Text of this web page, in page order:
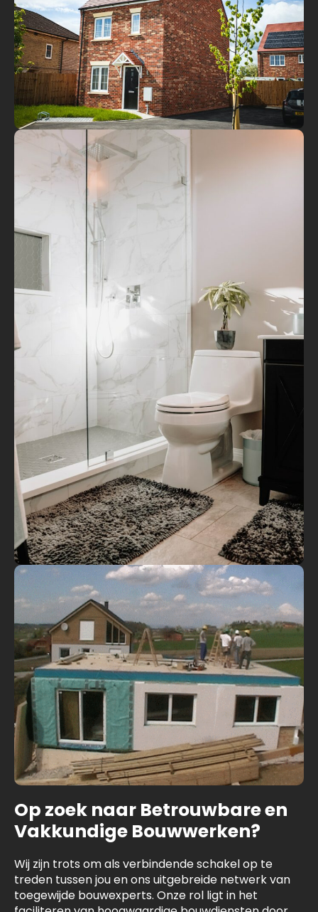
Op zoek naar Betrouwbare en
Vakkundige Bouwwerken?
Wij zijn trots om als verbindende schakel op te
treden tussen jou en ons uitgebreide netwerk van
toegewijde bouwexperts. Onze rol ligt in het